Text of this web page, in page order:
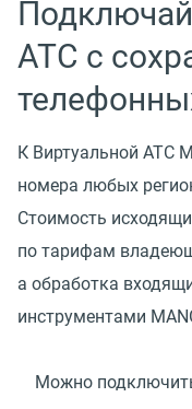
АТС с
К Виртуальной АТС
номера любых
Стоимость
по тарифам
а обработка
инструментами
Можно